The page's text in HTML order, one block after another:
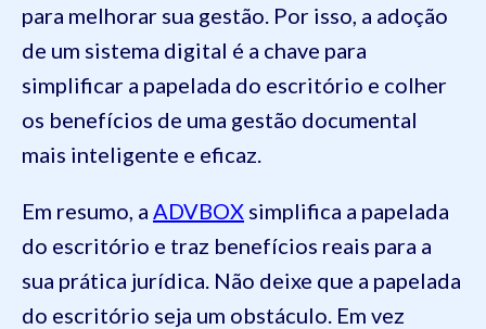
para melhorar sua gestão. Por isso, a adoção
de um sistema digital é a chave para
simplificar a papelada do escritório e colher
os benefícios de uma gestão documental
mais inteligente e eficaz.
Em resumo, a ADVBOX simplifica a papelada
do escritório e traz benefícios reais para a
sua prática jurídica. Não deixe que a papelada
do escritório seja um obstáculo. Em vez